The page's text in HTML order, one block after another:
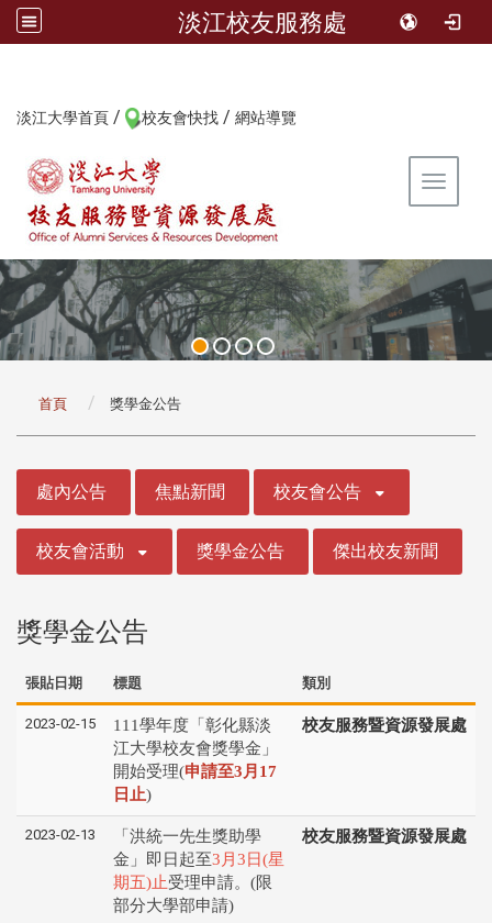
淡江校友服務處
淡江大學首頁 / 校友會快找 / 網站導覽
Toggle
首頁 獎學金公告
處內公告 焦點新聞 校友會公告
校友會活動 獎學金公告 傑出校友新聞
獎學金公告
張貼日期 標題 類別
2023-02-15
111學年度「彰化縣淡
江⼤學校友會獎學⾦」
開始受理(申請⾄3⽉17
⽇⽌)
校友服務暨資源發展處
2023-02-13
「洪統一先生獎助學
金」即日起至3月3日(星
期五)止受理申請。(限
部分大學部申請)
校友服務暨資源發展處